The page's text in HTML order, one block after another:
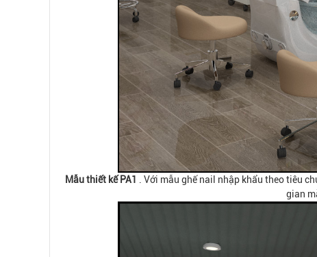
Mẫu thiết kế PA1
. Với mẫu ghế nail nhập khẩu theo tiêu
gian